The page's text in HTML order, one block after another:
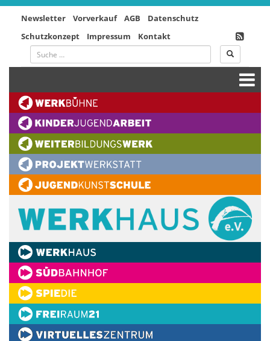
Newsletter Vorverkauf AGB
Datenschutz
Schutzkonzept
Impressum Kontakt